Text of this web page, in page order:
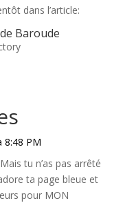
dans l’article:
Baroude
8:48 PM
tu n’as pas arrêté
ta page bleue et
pour MON